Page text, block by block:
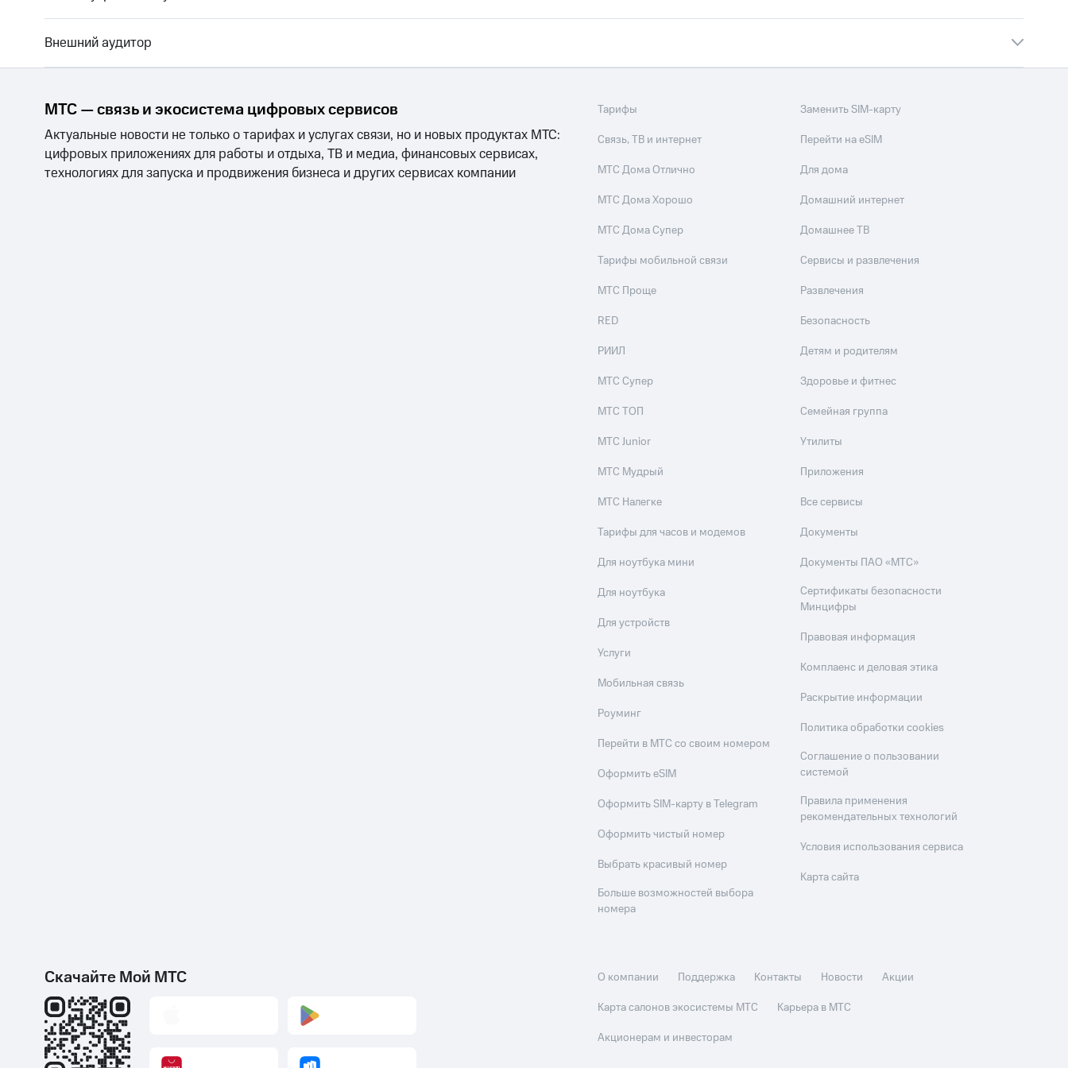
Внешний аудитор
МТС — связь и экосистема цифровых сервисов
Актуальные новости не только о тарифах и услугах связи, но и новых продуктах МТС:
цифровых приложениях для работы и отдыха, ТВ и медиа, финансовых сервисах,
технологиях для запуска и продвижения бизнеса и других сервисах компании
Тарифы
Связь, ТВ и интернет
МТС Дома Отлично
МТС Дома Хорошо
МТС Дома Супер
Тарифы мобильной связи
МТС Проще
RED
РИИЛ
МТС Супер
МТС ТОП
МТС Junior
МТС Мудрый
МТС Налегке
Тарифы для часов и модемов
Для ноутбука мини
Для ноутбука
Для устройств
Услуги
Мобильная связь
Роуминг
Перейти в МТС со своим номером
Оформить eSIM
Оформить SIM-карту в Telegram
Оформить чистый номер
Выбрать красивый номер
Больше возможностей выбора
номера
Заменить SIM-карту
Перейти на eSIM
Для дома
Домашний интернет
Домашнее ТВ
Сервисы и развлечения
Развлечения
Безопасность
Детям и родителям
Здоровье и фитнес
Семейная группа
Утилиты
Приложения
Все сервисы
Документы
Документы ПАО «МТС»
Сертификаты безопасности
Минцифры
Правовая информация
Комплаенс и деловая этика
Раскрытие информации
Политика обработки cookies
Соглашение о пользовании
системой
Правила применения
рекомендательных технологий
Условия использования сервиса
Карта сайта
Скачайте Мой МТС О компании Поддержка Контакты Новости
Акции
Карта салонов экосистемы МТС
Карьера в МТС
Акционерам и инвесторам